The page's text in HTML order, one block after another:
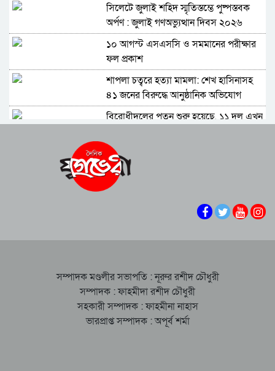
সিলেটে জুলাই শহিদ স্মৃতিস্তম্ভে পুষ্পস্তবক
অর্পণ : জুলাই গণঅভ্যুত্থান দিবস ২০২৬
১০ আগস্ট এসএসসি ও সমমানের পরীক্ষার
ফল প্রকাশ
শাপলা চত্বরে হত্যা মামলা: শেখ হাসিনাসহ
৪১ জনের বিরুদ্ধে আনুষ্ঠানিক অভিযোগ
বিরোধীদলের পতন শুরু হয়েছে, ১১ দল এখন
কে হতে পারেন পরবর্তী রাষ্ট্রপতি, আলোচনায়
এক আমলা
সিলেটে আদলত চত্বরে শিশু ফাহিমা হত্যা
মামলার আসামির ওপর ফের হামলা
সিলেটের কনটেন্ট ক্রিয়েটর রাফিয়ার
হাসিবুর ও তারেক বহিষ্কার, ক্যাম্পাসে নিষিদ্ধ
২ বছর
সিলেটের ভাঙাচোরা সড়ক নিয়ে সিসিক
প্রশাসকের ক্ষোভ, দ্রুত সংস্কারের আহ্বান
সম্পাদক মণ্ডলীর সভাপতি : নূরুর রশীদ চৌধুরী
সম্পাদক : ফাহমীদা রশীদ চৌধুরী
সহকারী সম্পাদক : ফাহমীনা নাহাস
ভারপ্রাপ্ত সম্পাদক : অপূর্ব শর্মা